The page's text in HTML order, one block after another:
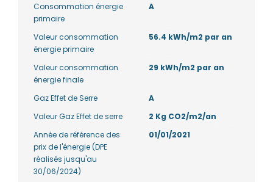
Consommation énergie
primaire
A
Valeur consommation
énergie primaire
56.4 kWh/m2 par an
Valeur consommation
énergie finale
29 kWh/m2 par an
Gaz Effet de Serre
A
Valeur Gaz Effet de serre
2 Kg CO2/m2/an
Année de référence des
prix de l'énergie (DPE
réalisés jusqu'au
30/06/2024)
01/01/2021